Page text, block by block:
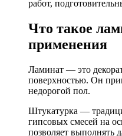
работ,
Что такое
применения
Ламинат — это
поверхностью. Он
недорогой пол.
Штукатурка —
гипсовых смесей на
позволяет выполнять